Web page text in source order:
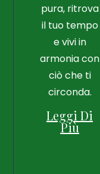
pura, ritrova
il tuo tempo
e vivi in
armonia con
ciò che ti
circonda.
Leggi Di
Più